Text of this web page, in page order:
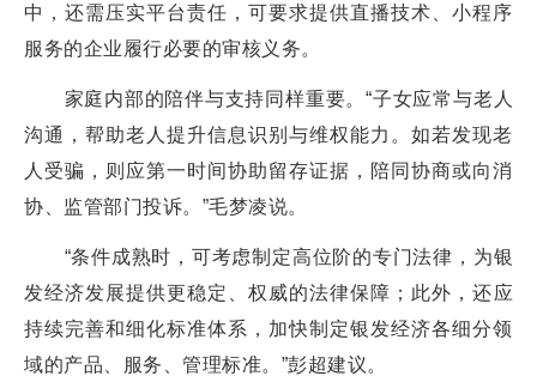
中，还需压实平台责任，可要求提供直播技术、小程序
服务的企业履行必要的审核义务。
家庭内部的陪伴与支持同样重要。“子女应常与老人
沟通，帮助老人提升信息识别与维权能力。如若发现老
人受骗，则应第一时间协助留存证据，陪同协商或向消
协、监管部门投诉。”毛梦凌说。
“条件成熟时，可考虑制定高位阶的专门法律，为银
发经济发展提供更稳定、权威的法律保障；此外，还应
持续完善和细化标准体系，加快制定银发经济各细分领
域的产品、服务、管理标准。”彭超建议。